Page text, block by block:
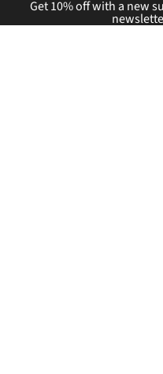
Get 10% off with a new